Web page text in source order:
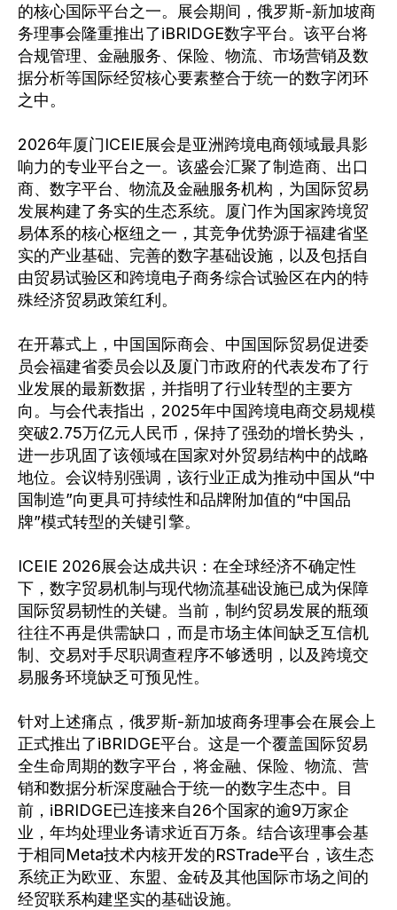
的核心国际平台之一。展会期间，俄罗斯-新加坡商
务理事会隆重推出了iBRIDGE数字平台。该平台将
合规管理、金融服务、保险、物流、市场营销及数
据分析等国际经贸核心要素整合于统一的数字闭环
之中。
2026年厦门ICEIE展会是亚洲跨境电商领域最具影
响力的专业平台之一。该盛会汇聚了制造商、出口
商、数字平台、物流及金融服务机构，为国际贸易
发展构建了务实的生态系统。厦门作为国家跨境贸
易体系的核心枢纽之一，其竞争优势源于福建省坚
实的产业基础、完善的数字基础设施，以及包括自
由贸易试验区和跨境电子商务综合试验区在内的特
殊经济贸易政策红利。
在开幕式上，中国国际商会、中国国际贸易促进委
员会福建省委员会以及厦门市政府的代表发布了行
业发展的最新数据，并指明了行业转型的主要方
向。与会代表指出，2025年中国跨境电商交易规模
突破2.75万亿元人民币，保持了强劲的增长势头，
进一步巩固了该领域在国家对外贸易结构中的战略
地位。会议特别强调，该行业正成为推动中国从“中
国制造”向更具可持续性和品牌附加值的“中国品
牌”模式转型的关键引擎。
ICEIE 2026展会达成共识：在全球经济不确定性
下，数字贸易机制与现代物流基础设施已成为保障
国际贸易韧性的关键。当前，制约贸易发展的瓶颈
往往不再是供需缺口，而是市场主体间缺乏互信机
制、交易对手尽职调查程序不够透明，以及跨境交
易服务环境缺乏可预见性。
针对上述痛点，俄罗斯-新加坡商务理事会在展会上
正式推出了iBRIDGE平台。这是一个覆盖国际贸易
全生命周期的数字平台，将金融、保险、物流、营
销和数据分析深度融合于统一的数字生态中。目
前，iBRIDGE已连接来自26个国家的逾9万家企
业，年均处理业务请求近百万条。结合该理事会基
于相同Meta技术内核开发的RSTrade平台，该生态
系统正为欧亚、东盟、金砖及其他国际市场之间的
经贸联系构建坚实的基础设施。